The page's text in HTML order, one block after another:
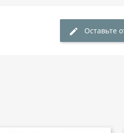
edit Оставьте